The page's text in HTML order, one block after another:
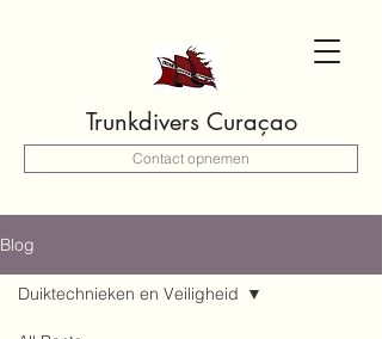
Trunkdivers Curaçao
Contact opnemen
Blog
Duiktechnieken en Veiligheid